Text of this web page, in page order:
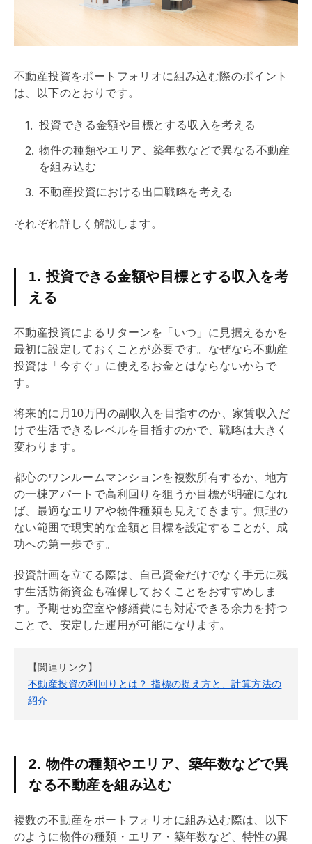
不動産投資をポートフォリオに組み込む際のポイント
は、以下のとおりです。
投資できる金額や目標とする収入を考える
物件の種類やエリア、 築年数などで異なる不動産
を組み込む
不動産投資における 出口戦略を考える
それぞれ詳しく解説します。
1. 投資できる金額や目標とする収入を考
える
不動産投資によるリターンを「いつ」に見据えるかを
最初に設定しておくことが必要です。なぜなら不動産
投資は「今すぐ」に使えるお金とはならないからで
す。
将来的に月10万円の副収入を目指すのか、家賃収入だ
けで生活できるレベルを目指すのかで、戦略は大きく
変わります。
都心のワンルームマンションを複数所有するか、地方
の一棟アパートで高利回り を狙うか目標が明確になれ
ば、最適なエリアや物件種類も見えてきます。無理の
ない範囲で現実的な金額と目標を設定することが、成
功への第一歩です。
投資計画を立てる際は、自己資金だけでなく手元に残
す生活防衛資金も確保しておくことをおすすめしま
す。予期せぬ空室や修繕費にも対応できる余力を持つ
ことで、安定した運用が可能になります。
【関連リンク】
不動産投資の利回りとは？ 指標の捉え方と、計算方法の
紹介
2. 物件の種類やエリア、築年数などで異
なる不動産を組み込む
複数の不動産をポートフォリオに組み込む際は、以下
のように物件の種類・エリア・ 築年数など、特性の異